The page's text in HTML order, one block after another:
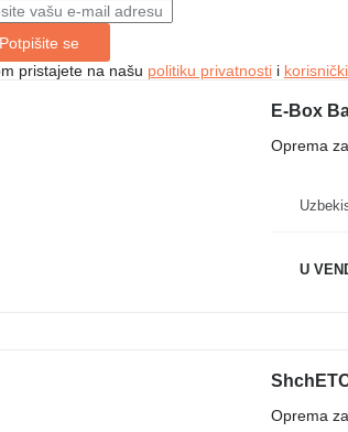
Potpišite se
pristajete na našu politiku privatnostii
E-Box
Oprema
U
Oprema